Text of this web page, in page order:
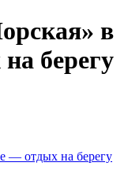
в
берегу